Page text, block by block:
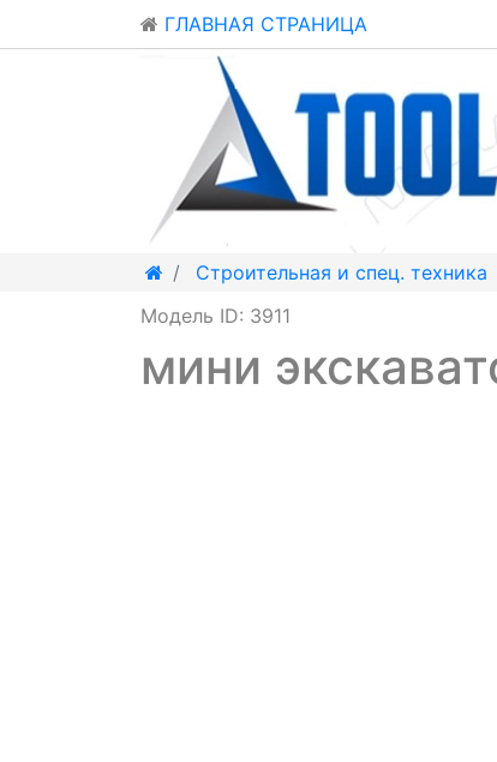
ГЛАВНАЯ СТРАНИЦА
Строительная и спец. техника
Модель ID: 3911
мини